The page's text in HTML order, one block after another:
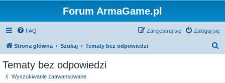
Forum ArmaGame.pl
FAQ Zaloguj się
Zarejestruj się
Strona główna Szukaj Tematy bez odpowiedzi
Tematy bez odpowiedzi
Wyszukiwanie zaawansowane